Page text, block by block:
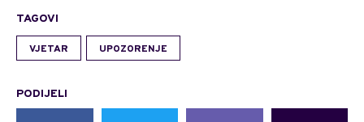
TAGOVI
VJETAR UPOZORENJE
PODIJELI